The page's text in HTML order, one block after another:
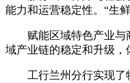
能力和运营稳定性。“生
赋能区域特色产业与商
域产业链的稳定和升级，
工行兰州分行实现了特